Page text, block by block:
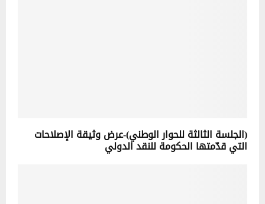
(الجلسة الثالثة للحوار الوطني)-عرض وثيقة الإصلاحات
التي قدّمتها الحكومة للنقد الدولي